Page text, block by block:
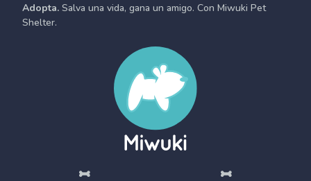
Adopta. Salva una vida, gana un amigo. Con Miwuki Pet
Shelter.